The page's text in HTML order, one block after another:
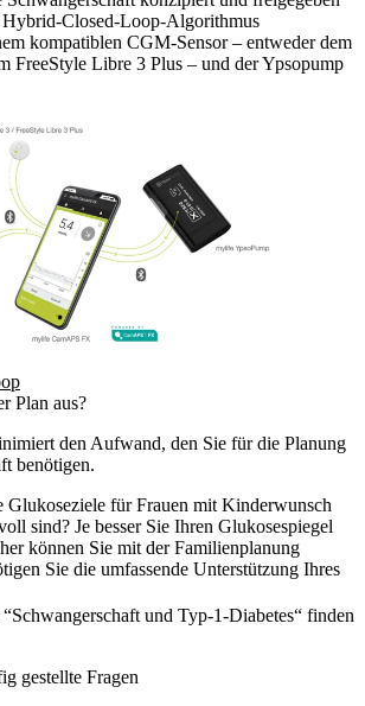
Hybrid-Closed-Loop-Algorithmus
kompatiblen CGM-Sensor – entweder dem
FreeStyle Libre 3 Plus – und der Ypsopump
Plan aus?
den Aufwand, den Sie für die Planung
benötigen.
Glukoseziele für Frauen mit Kinderwunsch
sind? Je besser Sie Ihren Glukosespiegel
können Sie mit der Familienplanung
Sie die umfassende Unterstützung Ihres
und Typ-1-Diabetes“ finden
gestellte Fragen